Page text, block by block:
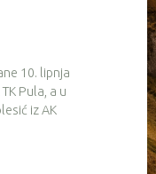
10. lipnja
Pula, a u
iz AK